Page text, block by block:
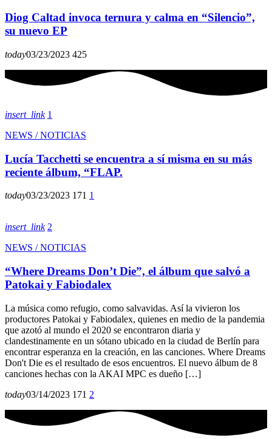
Diog Caltad invoca ternura y calma en “Silencio”,
su nuevo EP
today03/23/2023 425
insert_link 1
NEWS / NOTICIAS
Lucía Tacchetti se encuentra a sí misma en su más
reciente álbum, “FLAP.
today03/23/2023 171 1
insert_link 2
NEWS / NOTICIAS
“Where Dreams Don’t Die”, el álbum que salvó a
Patokai y Fabiodalex
La música como refugio, como salvavidas. Así la vivieron los
productores Patokai y Fabiodalex, quienes en medio de la pandemia
que azotó al mundo el 2020 se encontraron diaria y
clandestinamente en un sótano ubicado en la ciudad de Berlín para
encontrar esperanza en la creación, en las canciones. Where Dreams
Don't Die es el resultado de esos encuentros. El nuevo álbum de 8
canciones hechas con la AKAI MPC es dueño […]
today03/14/2023 171 2